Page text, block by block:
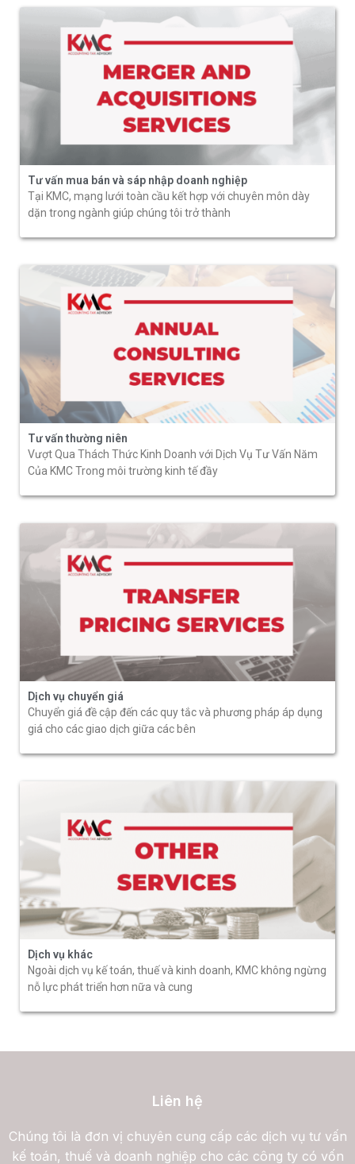
Tư vấn mua bán và sáp nhập doanh nghiệp
Tại KMC, mạng lưới toàn cầu kết hợp với chuyên môn dày
dặn trong ngành giúp chúng tôi trở thành
Tư vấn thường niên
Vượt Qua Thách Thức Kinh Doanh với Dịch Vụ Tư Vấn Năm
Của KMC Trong môi trường kinh tế đầy
Dịch vụ chuyển giá
Chuyển giá đề cập đến các quy tắc và phương pháp áp dụng
giá cho các giao dịch giữa các bên
Dịch vụ khác
Ngoài dịch vụ kế toán, thuế và kinh doanh, KMC không ngừng
nỗ lực phát triển hơn nữa và cung
Liên hệ
Chúng tôi là đơn vị chuyên cung cấp các dịch vụ tư vấn
kế toán, thuế và doanh nghiệp cho các công ty có vốn